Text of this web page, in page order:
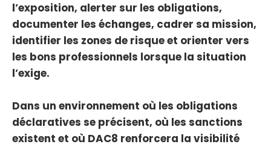
l’exposition, alerter sur les obligations,
documenter les échanges, cadrer sa mission,
identifier les zones de risque et orienter vers
les bons professionnels lorsque la situation
l’exige.
Dans un environnement où les obligations
déclaratives se précisent, où les sanctions
existent et où DAC8 renforcera la visibilité